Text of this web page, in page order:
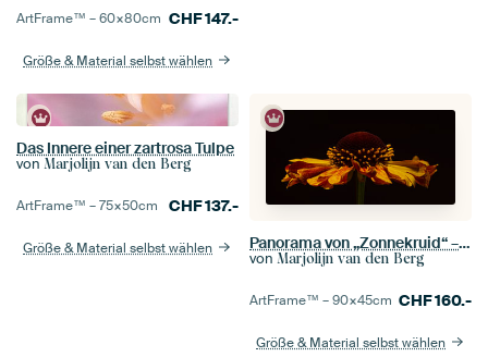
ArtFrame™ –60×80cm CHF147.-
Größe & Material selbst wählen
Das Innere einer zartrosa Tulpe
von Marjolijn van den Berg
ArtFrame™ –75×50cm CHF137.-
Größe & Material selbst wählen Panorama von „Zonnekruid“ – Die warmen Farben der Helenium-Blüte
von Marjolijn van den Berg
ArtFrame™ –90×45cm CHF160.-
Größe & Material selbst wählen